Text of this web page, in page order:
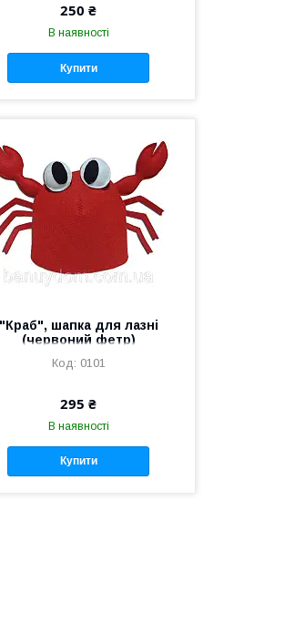
250 ₴
В наявності
Купити
"Краб", шапка для лазні
(червоний фетр)
0101
295 ₴
В наявності
Купити